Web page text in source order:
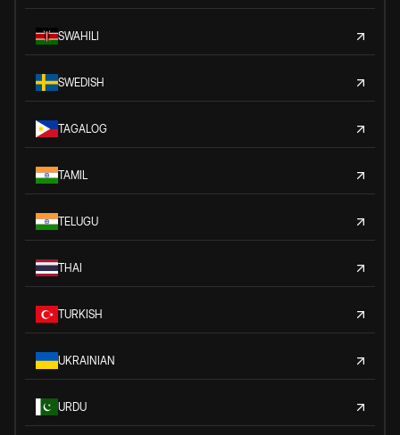
SWAHILI
SWEDISH
TAGALOG
TAMIL
TELUGU
THAI
TURKISH
UKRAINIAN
URDU